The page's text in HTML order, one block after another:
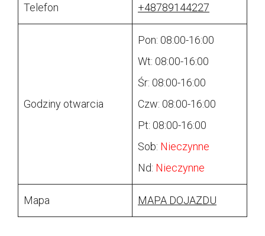
Telefon +48789144227
Godziny otwarcia
Pon: 08:00-16:00
Wt: 08:00-16:00
Śr: 08:00-16:00
Czw: 08:00-16:00
Pt: 08:00-16:00
Sob: Nieczynne
Nd: Nieczynne
Mapa MAPA DOJAZDU